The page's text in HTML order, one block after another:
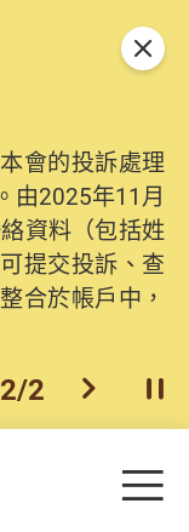
會的投訴處理
由2025年11月
資料（包括姓
提交投訴、查
合於帳戶中，
個
2/2 下一個開
關閉
目